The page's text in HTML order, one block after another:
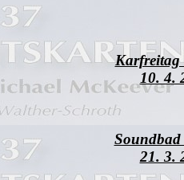
10. 4.
Soundbad
21. 3.